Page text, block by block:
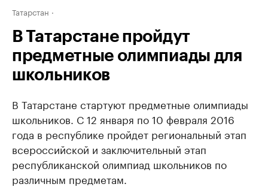
Татарстан
В Татарстане пройдут
предметные олимпиады для
школьников
В Татарстане стартуют предметные олимпиады
школьников. С 12 января по 10 февраля 2016
года в республике пройдет региональный этап
всероссийской и заключительный этап
республиканской олимпиад школьников по
различным предметам.